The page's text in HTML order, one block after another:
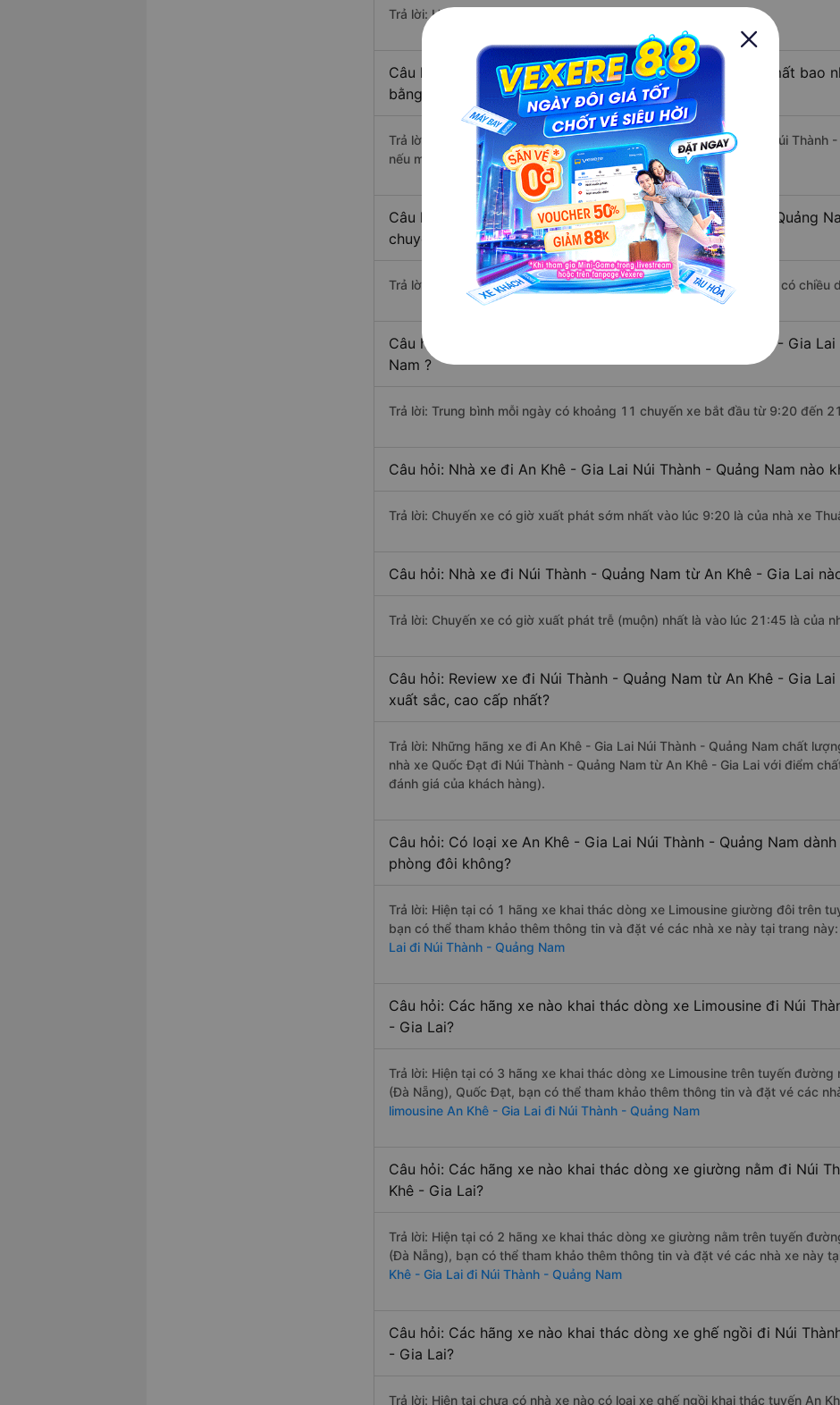
Trả lời: Hiện tại có 3 nhà xe khai thác tuyến đường.
Câu hỏi: Từ An Khê - Gia Lai đi Núi Thành - Quảng Nam mất bao
bằng xe khách?
Trả lời: Thời gian di chuyển bằng xe khách từ An Khê - Gia Lai đi Núi Thành
nếu mật độ giao thông thuận lợi.
Câu hỏi: Khoảng cách từ An Khê - Gia Lai đi Núi Thành - Quảng
chuyển bằng xe khách?
Trả lời: Đoạn đường đi Núi Thành - Quảng Nam từ An Khê - Gia Lai có chiều
Câu hỏi: Mỗi ngày có bao nhiêu chuyến xe khách An Khê - Gia
Nam ?
Trả lời: Trung bình mỗi ngày có khoảng 11 chuyến xe bắt đầu từ 9:20 đến
Câu hỏi: Nhà xe đi An Khê - Gia Lai Núi Thành - Quảng Nam nào
Trả lời: Chuyến xe có giờ xuất phát sớm nhất vào lúc 9:20 là của nhà xe
Câu hỏi: Nhà xe đi Núi Thành - Quảng Nam từ An Khê - Gia Lai
Trả lời: Chuyến xe có giờ xuất phát trễ (muộn) nhất là vào lúc 21:45 là của
Câu hỏi: Review xe đi Núi Thành - Quảng Nam từ An Khê - Gia
xuất sắc, cao cấp nhất?
Trả lời: Những hãng xe đi An Khê - Gia Lai Núi Thành - Quảng Nam chất
nhà xe Quốc Đạt đi Núi Thành - Quảng Nam từ An Khê - Gia Lai với điểm
đánh giá của khách hàng).
Câu hỏi: Có loại xe An Khê - Gia Lai Núi Thành - Quảng Nam
phòng đôi không?
Trả lời: Hiện tại có 1 hãng xe khai thác dòng xe Limousine giường đôi trên
bạn có thể tham khảo thêm thông tin và đặt vé các nhà xe này tại trang này:
Lai đi Núi Thành - Quảng Nam
Câu hỏi: Các hãng xe nào khai thác dòng xe Limousine đi Núi
- Gia Lai?
Trả lời: Hiện tại có 3 hãng xe khai thác dòng xe Limousine trên tuyến đường
(Đà Nẵng), Quốc Đạt, bạn có thể tham khảo thêm thông tin và đặt vé các
limousine An Khê - Gia Lai đi Núi Thành - Quảng Nam
Câu hỏi: Các hãng xe nào khai thác dòng xe giường nằm đi Núi
Khê - Gia Lai?
Trả lời: Hiện tại có 2 hãng xe khai thác dòng xe giường nằm trên tuyến
(Đà Nẵng), bạn có thể tham khảo thêm thông tin và đặt vé các nhà xe này
Khê - Gia Lai đi Núi Thành - Quảng Nam
Câu hỏi: Các hãng xe nào khai thác dòng xe ghế ngồi đi Núi
- Gia Lai?
Trả lời: Hiện tại chưa có nhà xe nào có loại xe ghế ngồi khai thác tuyến An